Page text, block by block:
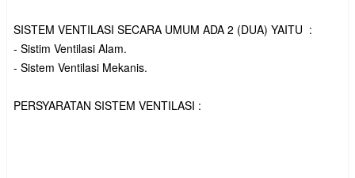
SISTEM VENTILASI SECARA UMUM ADA 2 (DUA) YAITU :
- Sistim Ventilasi Alam.
- Sistem Ventilasi Mekanis.
PERSYARATAN SISTEM VENTILASI :